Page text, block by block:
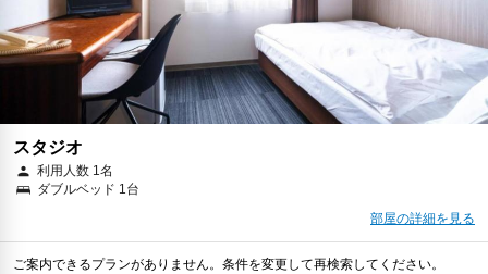
スタジオ
利用人数 1名
ダブルベッド 1台
部屋の詳細を見る
ご案内できるプランがありません。条件を変更して再検索してください。